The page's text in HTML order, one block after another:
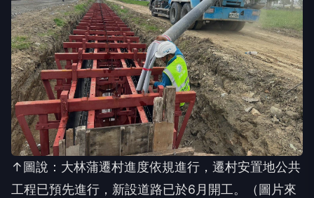
↑圖說：大林蒲遷村進度依規進行，遷村安置地公共
工程已預先進行，新設道路已於6月開工。（圖片來